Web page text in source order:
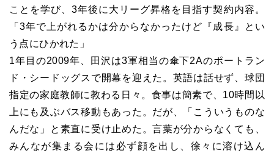
ことを学び、3年後に大リーグ昇格を目指す契約内容。
「3年で上がれるかは分からなかったけど『成長』とい
う点にひかれた」
1年目の2009年、田沢は3軍相当の傘下2Aのポートラン
ド・シードッグスで開幕を迎えた。英語は話せず、球団
指定の家庭教師に教わる日々。食事は簡素で、10時間以
上にも及ぶバス移動もあった。だが、「こういうものな
んだな」と素直に受け止めた。言葉が分からなくても、
みんなが集まる会には必ず顔を出し、徐々に溶け込ん